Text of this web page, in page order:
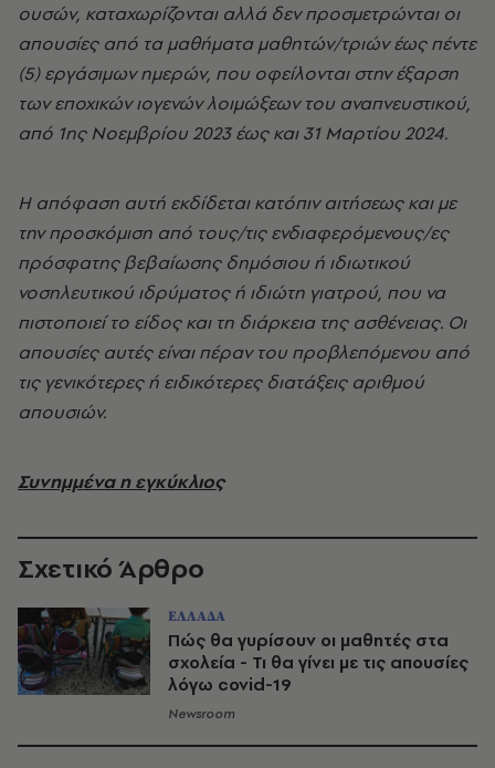
ουσών, καταχωρίζονται αλλά δενπροσμετρώνται οι
απουσίες από τα μαθήματα μαθητών/τριών έως πέντε
(5) εργάσιμων ημερών, που οφείλονται στην έξαρση
των εποχικών ιογενών λοιμώξεων του αναπνευστικού,
από 1ης Νοεμβρίου 2023έως και 31 Μαρτίου 2024.
Η απόφαση αυτή εκδίδεται κατόπιν αιτήσεως και με
την προσκόμιση από τους/τιςενδιαφερόμενους/ες
πρόσφατης βεβαίωσης δημόσιου ή ιδιωτικού
νοσηλευτικού ιδρύματος ή ιδιώτη γιατρού, που να
πιστοποιεί το είδος και τη διάρκεια της ασθένειας. Οι
απουσίες αυτές είναι πέραν του προβλεπόμενου από
τις γενικότερες ή ειδικότερες διατάξεις αριθμού
απουσιών.
Συνημμένα η εγκύκλιος
Σχετικό Άρθρο
ΕΛΛΑΔΑ
Πώς θα γυρίσουν οι μαθητές στα
σχολεία - Τι θα γίνει με τις απουσίες
λόγω covid-19
Newsroom